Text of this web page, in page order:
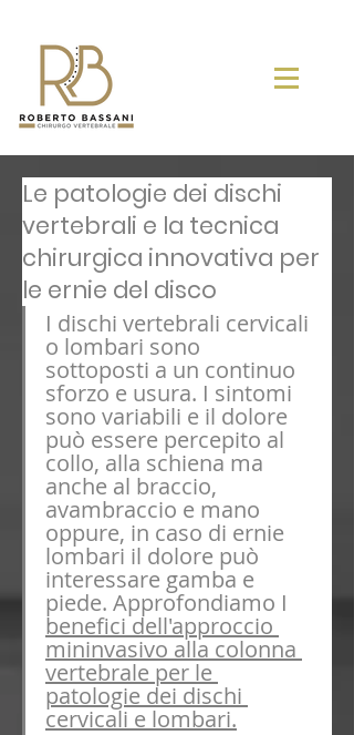
Le patologie dei dischi
vertebrali e la tecnica
chirurgica innovativa per
le ernie del disco
I dischi vertebrali cervicali
o lombari sono
sottoposti a un continuo
sforzo e usura. I sintomi
sono variabili e il dolore
può essere percepito al
collo, alla schiena ma
anche al braccio,
avambraccio e mano
oppure, in caso di ernie
lombari il dolore può
interessare gamba e
piede. Approfondiamo I
benefici dell'approccio
mininvasivo alla colonna
vertebrale per le
patologie dei dischi
cervicali e lombari.